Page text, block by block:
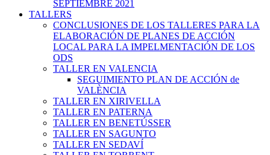
SEPTIEMBRE 2021
TALLERS
CONCLUSIONES DE LOS TALLERES PARA LA
ELABORACIÓN DE PLANES DE ACCIÓN
LOCAL PARA LA IMPELMENTACIÓN DE LOS
ODS
TALLER EN VALENCIA
SEGUIMIENTO PLAN DE ACCIÓN de
VALÈNCIA
TALLER EN XIRIVELLA
TALLER EN PATERNA
TALLER EN BENETÚSSER
TALLER EN SAGUNTO
TALLER EN SEDAVÍ